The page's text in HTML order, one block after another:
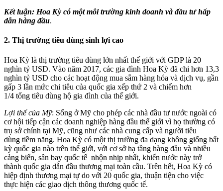
Kết luận: Hoa Kỳ có mộtmôi trường kinh doanh và đầu tư hấp
dẫn hàng đầu.
2. Thị trường tiêu dùng sinh lợi cao
Hoa Kỳ là thị trường tiêu dùng lớn nhất thế giới với GDP là 20
nghìn tỷ USD. Vào năm 2017, các gia đình Hoa Kỳ đã chi hơn 13,3
nghìn tỷ USD cho các hoạt động mua sắm hàng hóa và dịch vụ, gần
gấp 3 lần mức chi tiêu của quốc gia xếp thứ 2 và chiếm hơn
1/4 tổng tiêu dùng hộ gia đình của thế giới.
Lợi thế của Mỹ: Sống ở Mỹ cho phép các nhà đầu tư nước ngoài có
cơ hội tiếp cận các doanh nghiệp hàng đầu thế giới vì họ thường có
trụ sở chính tại Mỹ, cũng như các nhà cung cấp và người tiêu
dùng tiềm năng. Hoa Kỳ có một thị trường đa dạng không giống bất
kỳ quốc gia nào trên thế giới, với cơ sở hạ tầng hàng đầu và nhiều
cảng biển, sân bay quốc tế nhộn nhịp nhất, khiến nước này trở
thành quốc gia dẫn đầu thương mại toàn cầu. Trên hết, Hoa Kỳ có
hiệp định thương mại tự do với 20 quốc gia, thuận tiện cho việc
thực hiện các giao dịch thông thương quốc tế.